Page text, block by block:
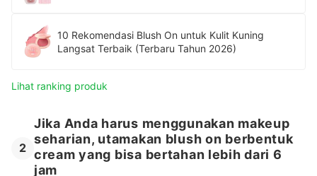
10 Rekomendasi Blush On untuk Kulit Kuning
Langsat Terbaik (Terbaru Tahun 2026)
Lihat ranking produk
2
Jika Anda harus menggunakan makeup
seharian, utamakan blush on berbentuk
cream yang bisa bertahan lebih dari 6
jam